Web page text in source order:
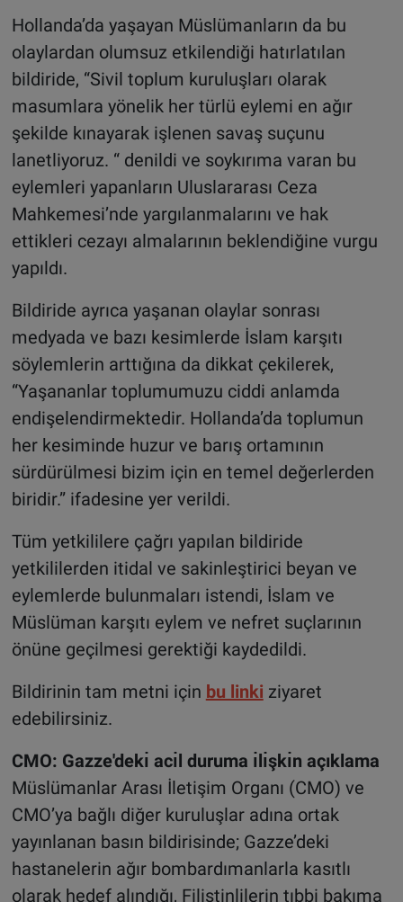
Hollanda’da yaşayan Müslümanların da bu
olaylardan olumsuz etkilendiği hatırlatılan
bildiride, “Sivil toplum kuruluşları olarak
masumlara yönelik her türlü eylemi en ağır
şekilde kınayarak işlenen savaş suçunu
lanetliyoruz. “ denildi ve soykırıma varan bu
eylemleri yapanların Uluslararası Ceza
Mahkemesi’nde yargılanmalarını ve hak
ettikleri cezayı almalarının beklendiğine vurgu
yapıldı.
Bildiride ayrıca yaşanan olaylar sonrası
medyada ve bazı kesimlerde İslam karşıtı
söylemlerin arttığına da dikkat çekilerek,
“Yaşananlar toplumumuzu ciddi anlamda
endişelendirmektedir. Hollanda’da toplumun
her kesiminde huzur ve barış ortamının
sürdürülmesi bizim için en temel değerlerden
biridir.” ifadesine yer verildi.
Tüm yetkililere çağrı yapılan bildiride
yetkililerden itidal ve sakinleştirici beyan ve
eylemlerde bulunmaları istendi, İslam ve
Müslüman karşıtı eylem ve nefret suçlarının
önüne geçilmesi gerektiği kaydedildi.
Bildirinin tam metni için bu linki ziyaret
edebilirsiniz.
CMO: Gazze'dekı̇ acı̇l duruma ı̇lı̇şkı̇n açıklama
Müslümanlar Arası İletişim Organı (CMO) ve
CMO’ya bağlı diğer kuruluşlar adına ortak
yayınlanan basın bildirisinde; Gazze’deki
hastanelerin ağır bombardımanlarla kasıtlı
olarak hedef alındığı, Filistinlilerin tıbbi bakıma